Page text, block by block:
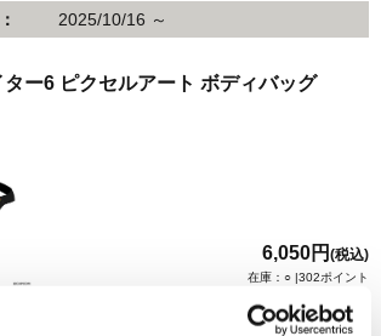
2025/10/16 ～
ー6 ピクセルアート ボディバッグ
6,050円 (税込)
在庫：○ |302ポイント